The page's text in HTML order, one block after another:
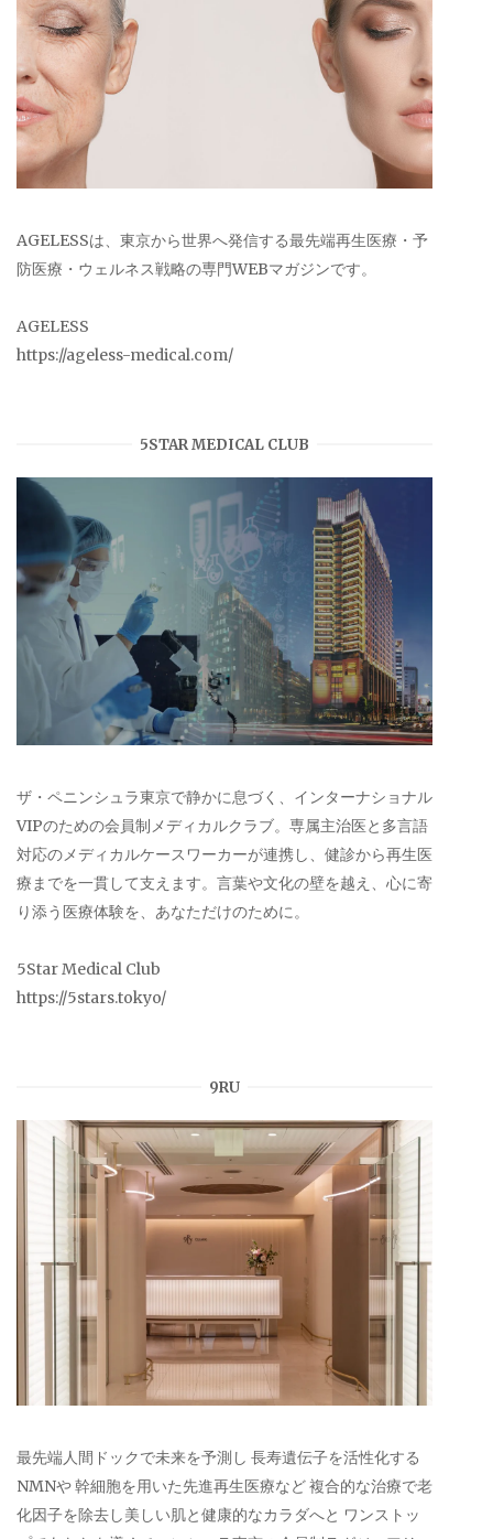
AGELESSは、東京から世界へ発信する最先端再生医療・予
防医療・ウェルネス戦略の専門WEBマガジンです。
AGELESS
https://ageless-medical.com/
5STAR MEDICAL CLUB
ザ・ペニンシュラ東京で静かに息づく、インターナショナル
VIPのための会員制メディカルクラブ。専属主治医と多言語
対応のメディカルケースワーカーが連携し、健診から再生医
療までを一貫して支えます。言葉や文化の壁を越え、心に寄
り添う医療体験を、あなただけのために。
5Star Medical Club
https://5stars.tokyo/
9RU
最先端人間ドックで未来を予測し 長寿遺伝子を活性化する
NMNや 幹細胞を用いた先進再生医療など 複合的な治療で老
化因子を除去し美しい肌と健康的なカラダへと ワンストッ